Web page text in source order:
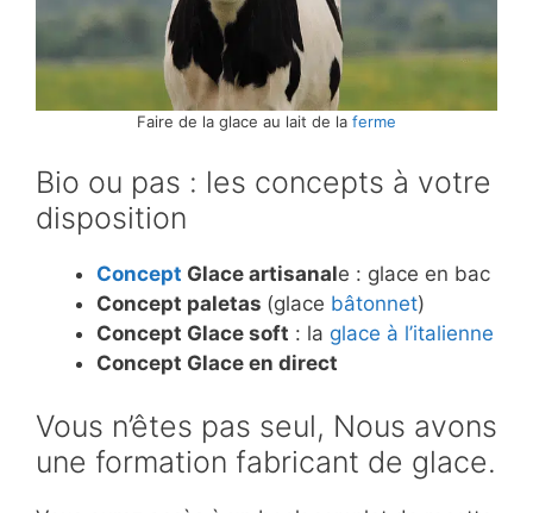
Faire de la glace au lait de la ferme
Bio ou pas : les concepts à votre
disposition
Concept Glace artisanale : glace en bac
Concept paletas (glace bâtonnet)
Concept Glace soft : la glace à l’italienne
Concept Glace en direct
Vous n’êtes pas seul, Nous avons
une formation fabricant de glace.